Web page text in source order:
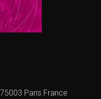
Paris France